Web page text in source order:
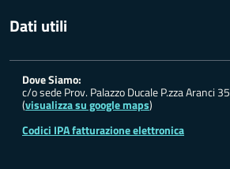
Dati utili
Dove Siamo:
c/o sede Prov. Palazzo Ducale P.zza Aranci 35
(visualizza su google maps)
Codici IPA fatturazione elettronica